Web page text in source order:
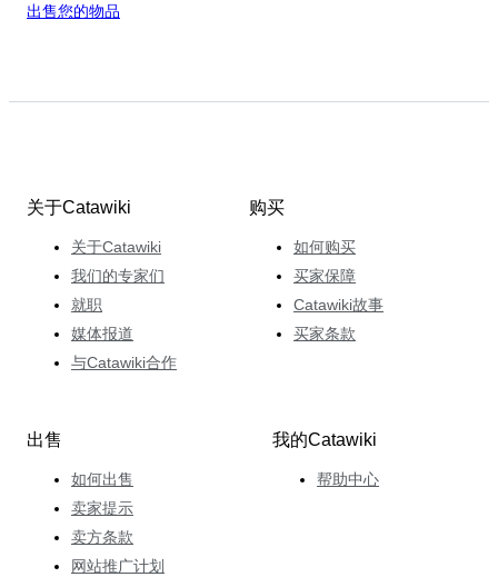
出售您的物品
关于Catawiki
关于Catawiki
我们的专家们
就职
媒体报道
与Catawiki合作
购买
如何购买
买家保障
Catawiki故事
买家条款
出售
如何出售
卖家提示
卖方条款
网站推广计划
我的Catawiki
帮助中心